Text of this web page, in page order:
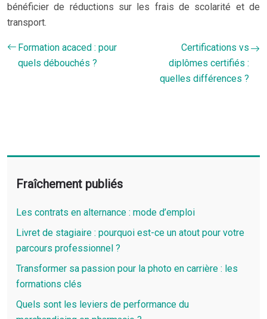
bénéficier de réductions sur les frais de scolarité et de
transport.
Formation acaced : pour
quels débouchés ?
Certifications vs
diplômes certifiés :
quelles différences ?
Fraîchement publiés
Les contrats en alternance : mode d’emploi
Livret de stagiaire : pourquoi est-ce un atout pour votre
parcours professionnel ?
Transformer sa passion pour la photo en carrière : les
formations clés
Quels sont les leviers de performance du